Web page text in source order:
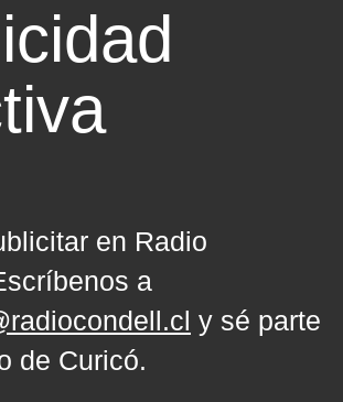
en Radio
a
y sé parte
de Curicó.